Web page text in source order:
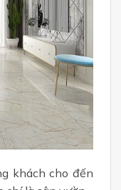
khách cho đến